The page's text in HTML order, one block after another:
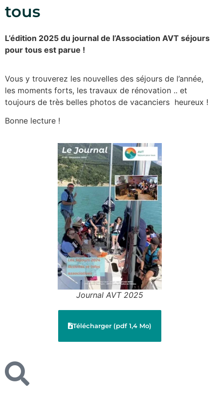
tous
L’édition 2025 du journal de l’Association AVT séjours
pour tous est parue !
Vous y trouverez les nouvelles des séjours de l’année,
les moments forts, les travaux de rénovation .. et
toujours de très belles photos de vacanciers heureux !
Bonne lecture !
Journal AVT 2025
Télécharger (pdf 1,4 Mo)